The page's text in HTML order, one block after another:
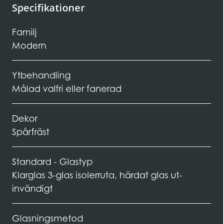
Specifikationer
Familj
Modern
Ytbehandling
Målad valfri eller fanerad
Dekor
Spårfräst
Standard - Glastyp
Klarglas 3-glas isolerruta, härdat glas ut-
invändigt
Glasningsmetod